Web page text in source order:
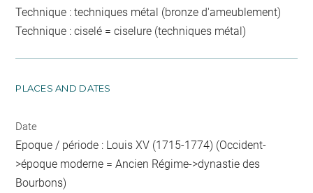
Technique : techniques métal (bronze d'ameublement)
Technique : ciselé = ciselure (techniques métal)
PLACES AND DATES
Date
Epoque / période : Louis XV (1715-1774) (Occident-
>époque moderne = Ancien Régime->dynastie des
Bourbons)